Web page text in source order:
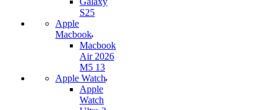
S25
Apple
Macbook
Macbook
Air 2026
M5 13
Apple Watch
Apple
Watch